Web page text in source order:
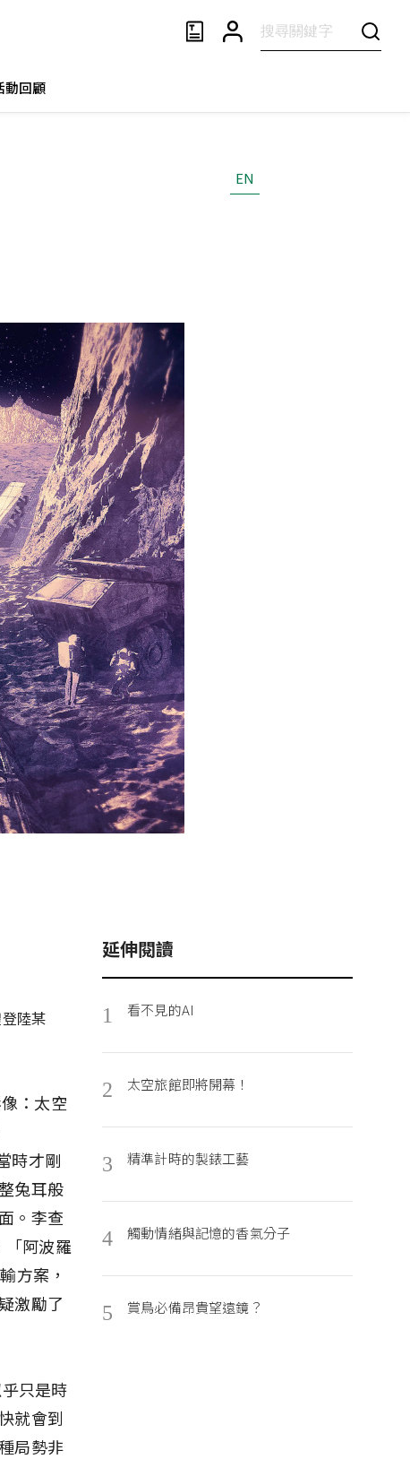
動回顧
EN
陸某
：太空
時才剛
兔耳般
。李查
「阿波羅
方案，
激勵了
只是時
就會到
局勢非
延伸閱讀
1 看不見的AI
2 太空旅館即將開幕！
3 精準計時的製錶工藝
4 觸動情緒與記憶的香氣分子
5 賞鳥必備昂貴望遠鏡？